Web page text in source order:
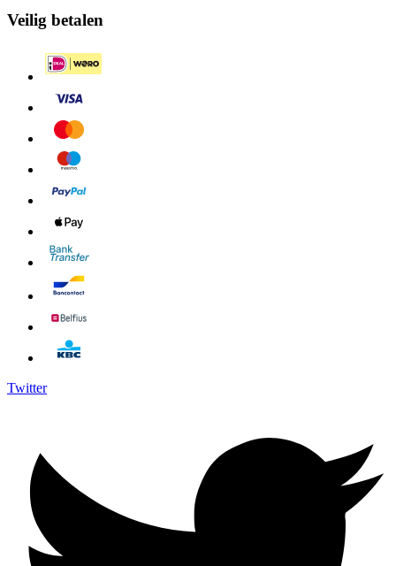
Veilig betalen
Twitter